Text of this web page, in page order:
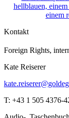
Kontakt
Foreign Rights,
Kate Reiserer
T: +43 1 505 4376-